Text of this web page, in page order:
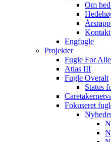
Om
Kontakt
Engfugle
Projekter
Fugle For Alle
Atlas III
Fugle Overalt
Status
Fokuseret